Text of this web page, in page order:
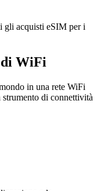
gli acquisti eSIM per i
WiFi
in una rete WiFi
di connettività